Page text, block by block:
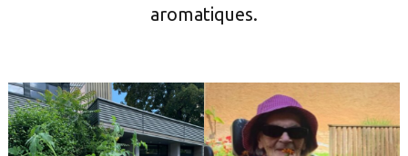
aromatiques.